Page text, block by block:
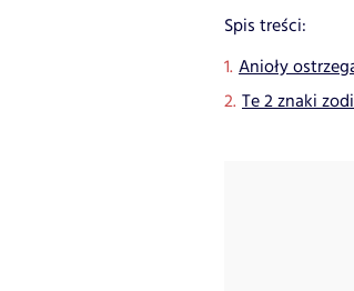
Spis treści:
Anioły
Te 2 znaki